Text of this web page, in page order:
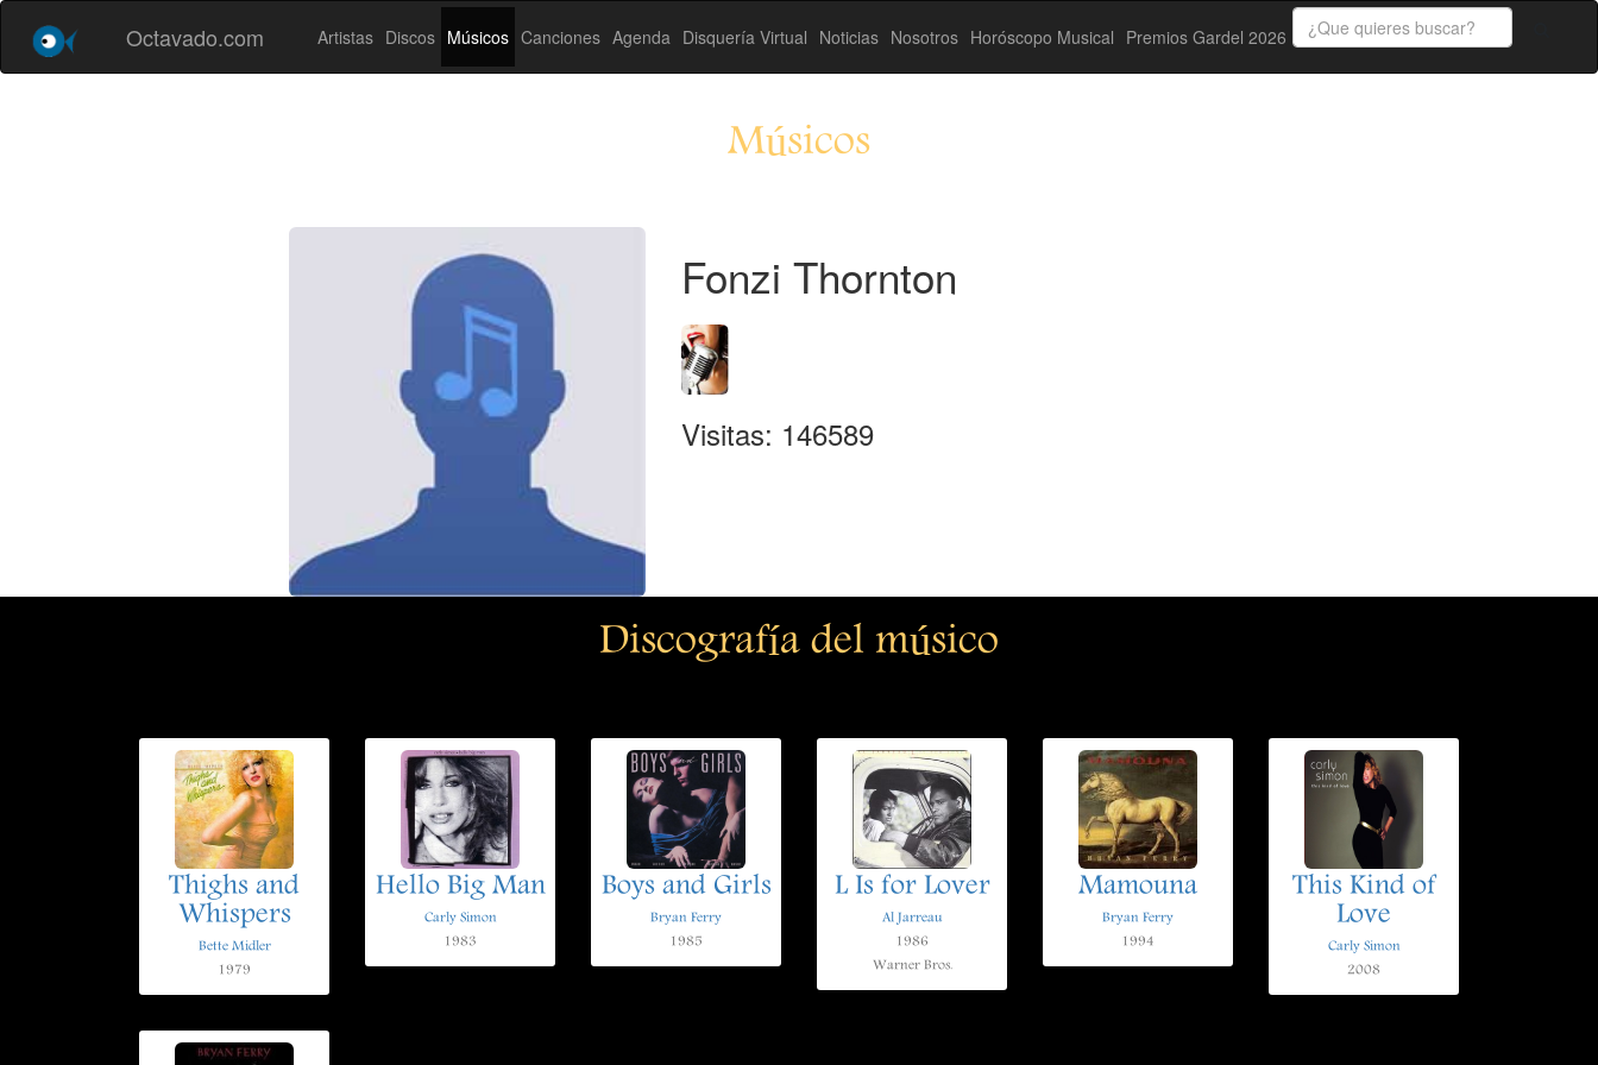
Octavado.com Artistas Discos Músicos Canciones Agenda Disquería Virtual Noticias Nosotros Horóscopo Musical Premios Gardel 2026
Músicos
Fonzi Thornton
Visitas: 146589
Discografía del músico
Thighs and
Whispers
Bette Midler
1979
Hello Big Man
Carly Simon
1983
Boys and Girls
Bryan Ferry
1985
L Is for Lover
Al Jarreau
1986
Warner Bros.
Mamouna
Bryan Ferry
1994
This Kind of
Love
Carly Simon
2008